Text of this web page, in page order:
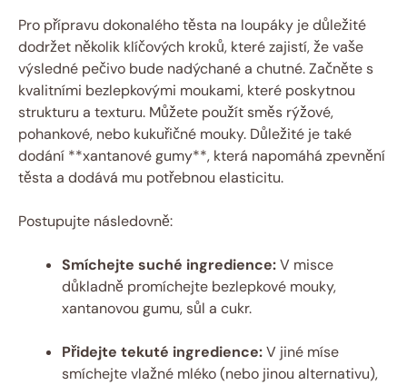
Pro přípravu dokonalého těsta na loupáky je důležité
dodržet několik klíčových kroků, které zajistí, že vaše
výsledné pečivo bude nadýchané a chutné. Začněte s
kvalitními bezlepkovými moukami, které poskytnou
strukturu a texturu. Můžete použít směs rýžové,
pohankové, nebo kukuřičné mouky. Důležité je také
dodání **xantanové gumy**, která napomáhá zpevnění
těsta a dodává mu potřebnou elasticitu.
Postupujte následovně:
Smíchejte suché ingredience:V misce
důkladně promíchejte bezlepkové mouky,
xantanovou gumu, sůl a cukr.
Přidejte tekuté ingredience:V jiné míse
smíchejte vlažné mléko (nebo jinou alternativu),